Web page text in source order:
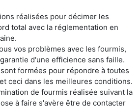
réalisées pour décimer les
total avec la réglementation en
vos problèmes avec les fourmis,
d'une efficience sans faille.
formées pour répondre à toutes
ceci dans les meilleures conditions.
de fourmis réalisée suivant la
à faire s'avère être de contacter